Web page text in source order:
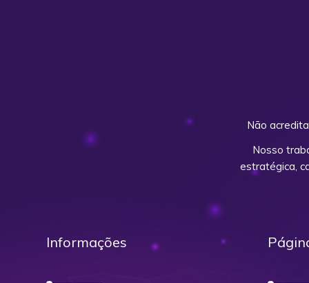
Não
Nosso
estratégica,
Informações